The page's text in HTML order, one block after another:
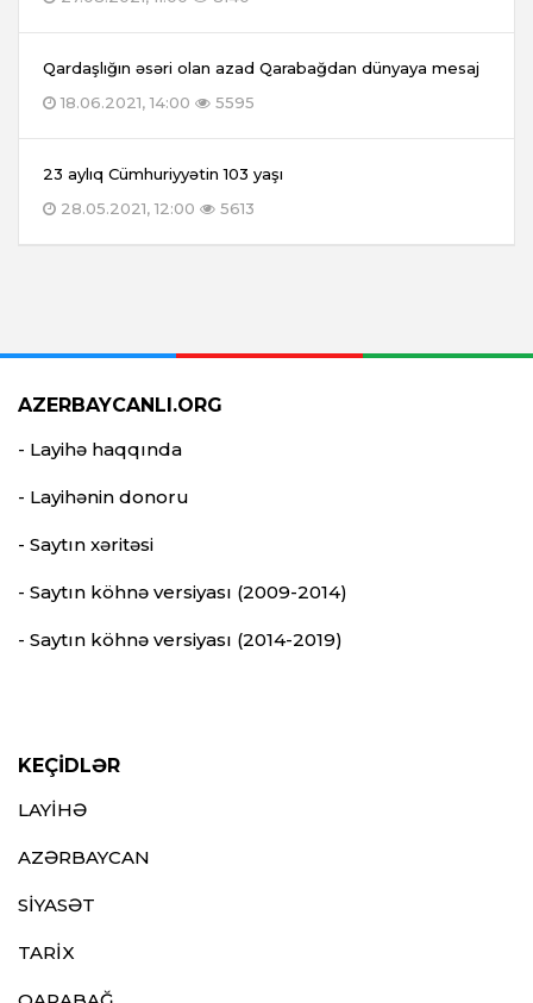
Qardaşlığın əsəri olan azad Qarabağdan dünyaya mesaj
18.06.2021, 14:00
5595
23 aylıq Cümhuriyyətin 103 yaşı
28.05.2021, 12:00
5613
AZERBAYCANLI.ORG
- Layihə haqqında
- Layihənin donoru
- Saytın xəritəsi
- Saytın köhnə versiyası (2009-2014)
- Saytın köhnə versiyası (2014-2019)
KEÇİDLƏR
LAYİHƏ
AZƏRBAYCAN
SİYASƏT
TARİX